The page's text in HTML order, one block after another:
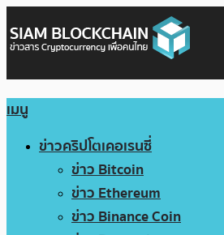
เมนู
ข่าวคริปโตเคอเรนซี่
ข่าว Bitcoin
ข่าว Ethereum
ข่าว Binance Coin